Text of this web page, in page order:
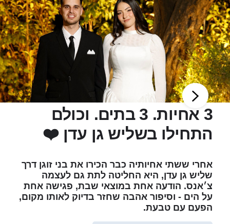
3 אחיות. 3 בתים. וכולם
התחילו בשליש גן עדן ❤️
אחרי ששתי אחיותיה כבר הכירו את בני זוגן דרך
שליש גן עדן, היא החליטה לתת גם לעצמה
צ׳אנס. הודעה אחת במוצאי שבת, פגישה אחת
על הים - וסיפור אהבה שחזר בדיוק לאותו מקום,
הפעם עם טבעת.